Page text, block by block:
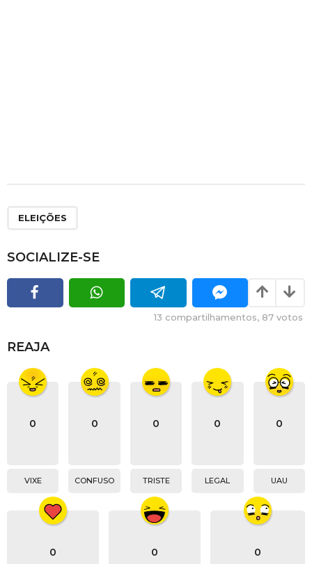
ELEIÇÕES
SOCIALIZE-SE
13 compartilhamentos, 87 votos
REAJA
0
VIXE
0
CONFUSO
0
TRISTE
0
LEGAL
0
UAU
0 0 0